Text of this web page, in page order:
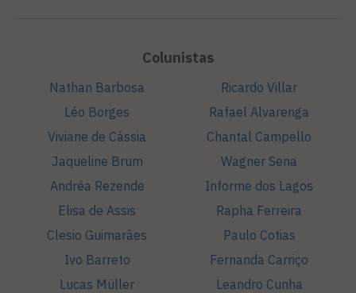
Colunistas
Nathan Barbosa
Léo Borges
Viviane de Cássia
Jaqueline Brum
Andréa Rezende
Elisa de Assis
Clesio Guimarães
Ivo Barreto
Lucas Müller
Ricardo Villar
Rafael Alvarenga
Chantal Campello
Wagner Sena
Informe dos Lagos
Rapha Ferreira
Paulo Cotias
Fernanda Carriço
Leandro Cunha